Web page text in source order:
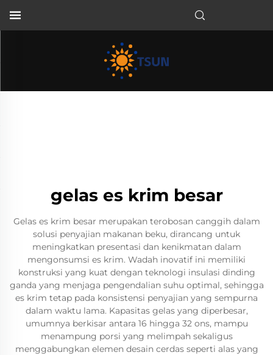
gelas es krim besar
Gelas es krim besar merupakan terobosan canggih dalam
solusi penyajian makanan beku, dirancang untuk
meningkatkan presentasi dan kenikmatan dalam
mengonsumsi es krim. Wadah inovatif ini memiliki
konstruksi yang kuat dengan teknologi insulasi dinding
ganda yang menjaga pengendalian suhu optimal, sehingga
es krim tetap pada konsistensi penyajian yang sempurna
dalam waktu lama. Kapasitas gelas yang diperbesar,
umumnya berkisar antara 16 hingga 32 ons, mampu
menampung porsi yang melimpah sekaligus
menggabungkan elemen desain cerdas seperti alas yang